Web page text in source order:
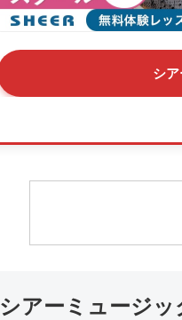
シ
シアーミュージ